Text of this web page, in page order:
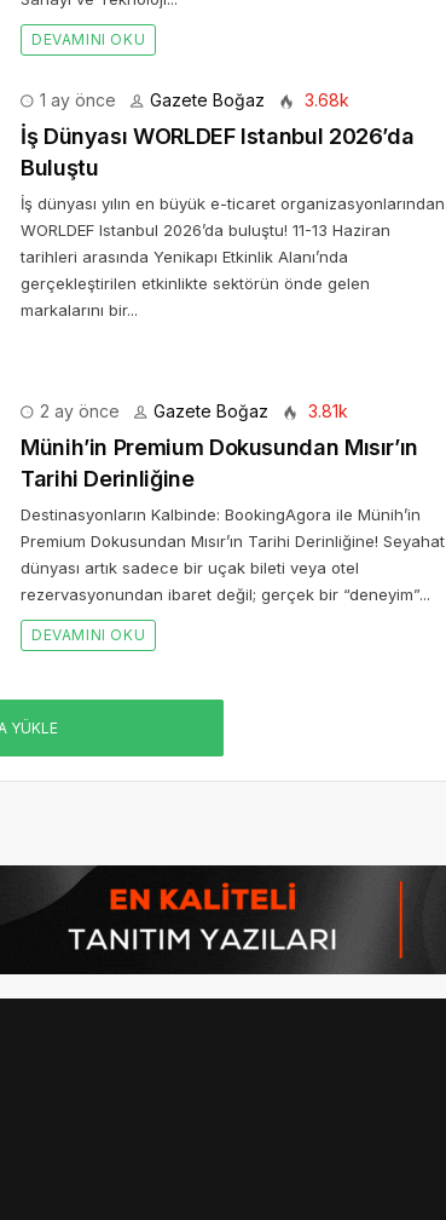
DEVAMINI OKU
1 ay önce Gazete Boğaz 3.68k
İş Dünyası WORLDEF Istanbul 2026’da
Buluştu
İş dünyası yılın en büyük e-ticaret organizasyonlarından
WORLDEF Istanbul 2026’da buluştu! 11-13 Haziran
tarihleri arasında Yenikapı Etkinlik Alanı’nda
gerçekleştirilen etkinlikte sektörün önde gelen
markalarını bir...
2 ay önce Gazete Boğaz 3.81k
Münih’in Premium Dokusundan Mısır’ın
Tarihi Derinliğine
Destinasyonların Kalbinde: BookingAgora ile Münih’in
Premium Dokusundan Mısır’ın Tarihi Derinliğine! Seyahat
dünyası artık sadece bir uçak bileti veya otel
rezervasyonundan ibaret değil; gerçek bir “deneyim”...
DEVAMINI OKU
YÜKLE